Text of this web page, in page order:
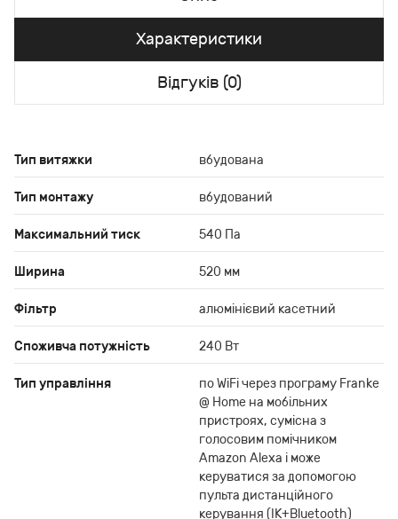
Характеристики
Відгуків (0)
Тип витяжки вбудована
Тип монтажу вбудований
Максимальний тиск 540 Па
Ширина 520 мм
Фільтр алюмінієвий касетний
Споживча потужність 240 Вт
Тип управління
по WiFi через програму Franke
@ Home на мобільних
пристроях, сумісна з
голосовим помічником
Amazon Alexa і може
керуватися за допомогою
пульта дистанційного
керування (ІК+Bluetooth)